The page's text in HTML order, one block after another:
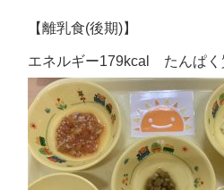
【離乳食(後期)】
エネルギー179kcal たんぱ